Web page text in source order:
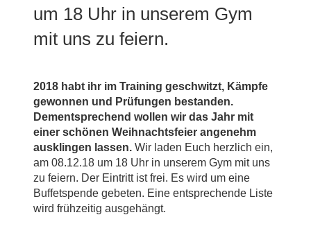
um 18 Uhr in unserem Gym
mit uns zu feiern.
2018 habt ihr im Training geschwitzt, Kämpfe
gewonnen und Prüfungen bestanden.
Dementsprechend wollen wir das Jahr mit
einer schönen Weihnachtsfeier angenehm
ausklingen lassen. Wir laden Euch herzlich ein,
am 08.12.18 um 18 Uhr in unserem Gym mit uns
zu feiern. Der Eintritt ist frei. Es wird um eine
Buffetspende gebeten. Eine entsprechende Liste
wird frühzeitig ausgehängt.